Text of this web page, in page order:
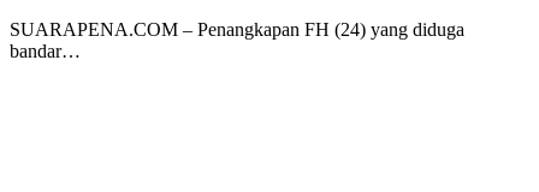
SUARAPENA.COM – Penangkapan FH (24) yang diduga
bandar…